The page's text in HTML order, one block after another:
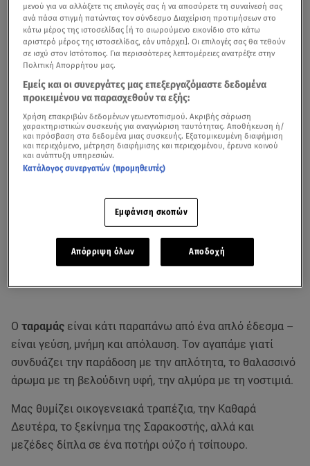
Ο ταραμάς είναι κάτι παραπάνω από ένα απλό έδεσμα –
είναι γεύση, μνήμη και απόλαυση. Τον αγαπάμε γιατί
συνδυάζει την παράδοση με την απλότητα, το θαλασσινό
άρωμα με τη βελούδινη υφή, την αλμύρα με τη νοστιμιά.
Μας θυμίζει οικογενειακά τραπέζια, την Καθαρά
Δευτέρα, το ξεκίνημα της Σαρακοστής, αλλά και
μεζέδες δίπλα σε ένα ποτήρι ούζο ή τσίπουρο.
μενού για να αλλάξετε τις επιλογές σας ή να αποσύρετε τη συναίνεσή σας
ανά πάσα στιγμή πατώντας τον σύνδεσμο Διαχείριση προτιμήσεων στο
κάτω μέρος της ιστοσελίδας [ή το αιωρούμενο εικονίδιο στο κάτω
αριστερό μέρος της ιστοσελίδας, εάν υπάρχει]. Οι επιλογές σας θα τεθούν
σε ισχύ στον Ιστότοπος. Για περισσότερες λεπτομέρειες ανατρέξτε στην
Πολιτική Απορρήτου μας.
Εμείς και οι συνεργάτες μας επεξεργαζόμαστε δεδομένα
προκειμένου να παρασχεθούν τα εξής:
Χρήση επακριβών δεδομένων γεωεντοπισμού. Ακριβής σάρωση
χαρακτηριστικών συσκευής για αναγνώριση ταυτότητας. Αποθήκευση ή/
και πρόσβαση στα δεδομένα μιας συσκευής. Εξατομικευμένη διαφήμιση
και περιεχόμενο, μέτρηση διαφήμισης και περιεχομένου, έρευνα κοινού
και ανάπτυξη υπηρεσιών.
Κατάλογος συνεργατών (προμηθευτές)
Εμφάνιση σκοπών
Απόρριψη όλων Αποδοχή